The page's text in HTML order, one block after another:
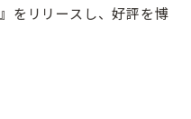
をリリースし、好評を博